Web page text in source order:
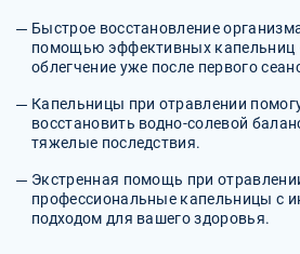
Быстрое восстановление
помощью эффективных капельниц
облегчение уже после первого
Капельницы при отравлении
восстановить водно-солевой
тяжелые последствия.
Экстренная помощь при
профессиональные капельницы с
подходом для вашего здоровья.